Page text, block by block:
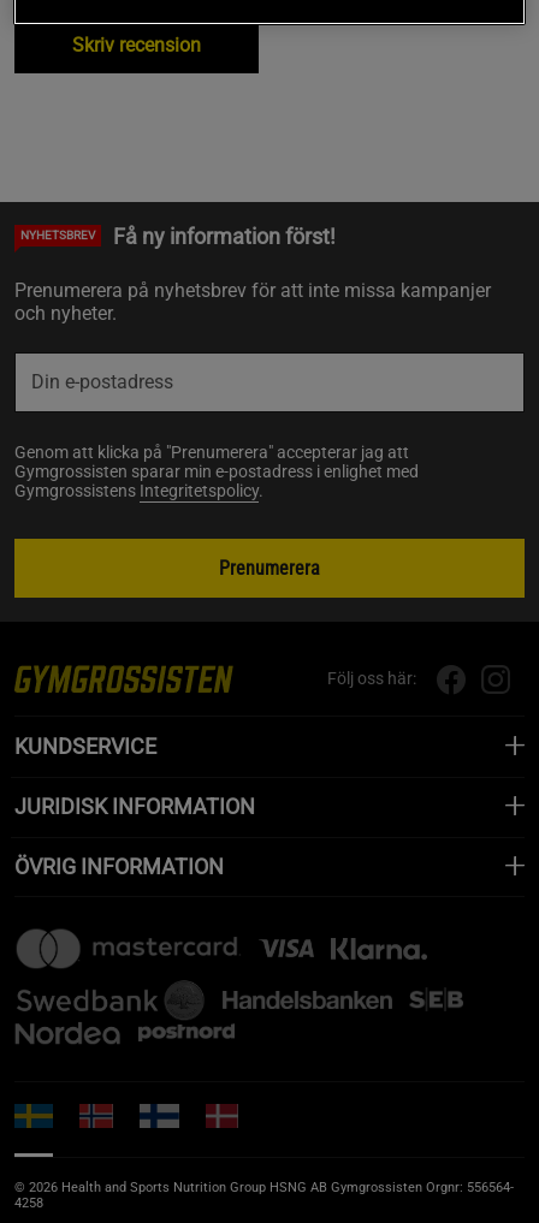
Skriv recension
NYHETSBREV Få ny information först!
Prenumerera på nyhetsbrev för att inte missa kampanjer
och nyheter.
Genom att klicka på "Prenumerera" accepterar jag att
Gymgrossisten sparar min e-postadress i enlighet med
Gymgrossistens Integritetspolicy.
Prenumerera
Följ oss här:
KUNDSERVICE
JURIDISK INFORMATION
ÖVRIG INFORMATION
© 2026 Health and Sports Nutrition Group HSNG AB Gymgrossisten Orgnr: 556564-
4258